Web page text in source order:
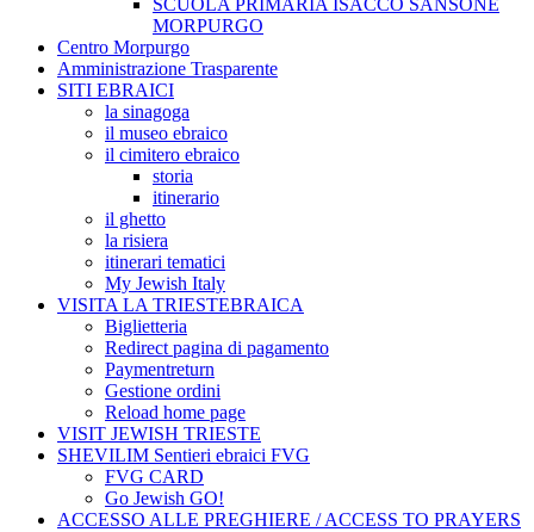
SCUOLA PRIMARIA ISACCO SANSONE
MORPURGO
Centro Morpurgo
Amministrazione Trasparente
SITI EBRAICI
la sinagoga
il museo ebraico
il cimitero ebraico
storia
itinerario
il ghetto
la risiera
itinerari tematici
My Jewish Italy
VISITA LA TRIESTEBRAICA
Biglietteria
Redirect pagina di pagamento
Paymentreturn
Gestione ordini
Reload home page
VISIT JEWISH TRIESTE
SHEVILIM Sentieri ebraici FVG
FVG CARD
Go Jewish GO!
ACCESSO ALLE PREGHIERE / ACCESS TO PRAYERS